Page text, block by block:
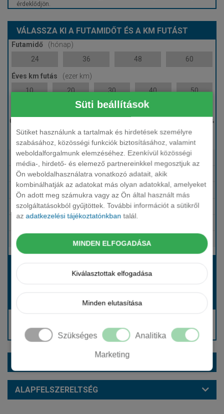
Süti beállítások
Sütiket használunk a tartalmak és hirdetések személyre
szabásához, közösségi funkciók biztosításához, valamint
weboldalforgalmunk elemzéséhez. Ezenkívül közösségi
média-, hirdető- és elemező partnereinkkel megosztjuk az
Ön weboldalhasználatra vonatkozó adatait, akik
kombinálhatják az adatokat más olyan adatokkal, amelyeket
Ön adott meg számukra vagy az Ön által használt más
szolgáltatásokból gyűjtöttek. További információt a sütikről
azadatkezelési tájékoztatónkban talál.
MINDEN ELFOGADÁSA
Kiválasztottak elfogadása
Minden elutasítása
Szükséges Analitika
Marketing
érdeklődjön.
VÁLASSZA KI A FUTAMIDŐT ÉS A KM FUTÁST
Futamidő
(hónap)
24
36 48 60
Éves km futás
(ezer km)
10
20 30 40 50
0 %
Fix HUF finanszírozás Tartalmazza
Karbantartás, szerviz
Téli-nyári gumi Tartalmazza
Biztosítások (KGFB, Casco, GAP) Tartalmazza
Gépjármű- és cégautóadó
Tartalmazza
Hívjon bennünket!
Induló bérleti díj:
Kérjen visszahívást!
ALAPFELSZERELTSÉG